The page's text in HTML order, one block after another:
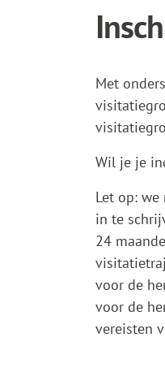
Met
Wil je je
Let op:
in te
24
voor de
voor de
vereisten